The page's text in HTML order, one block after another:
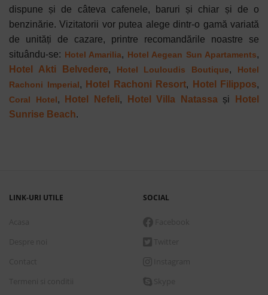
dispune și de câteva cafenele, baruri și chiar și de o
benzinărie. Vizitatorii vor putea alege dintr-o gamă variată
de unități de cazare, printre recomandările noastre se
situându-se: Hotel Amarilia, Hotel Aegean Sun Apartaments,
Hotel Akti Belvedere, Hotel Louloudis Boutique, Hotel
Rachoni Imperial, Hotel Rachoni Resort, Hotel Filippos,
Coral Hotel, Hotel Nefeli, Hotel Villa Natassași
Hotel
Sunrise Beach.
LINK-URI UTILE SOCIAL